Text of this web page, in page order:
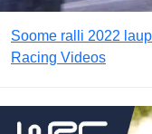
Soome ralli 2022
Racing Videos